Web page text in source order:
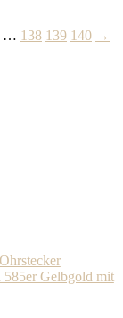
… 138 139 140 →